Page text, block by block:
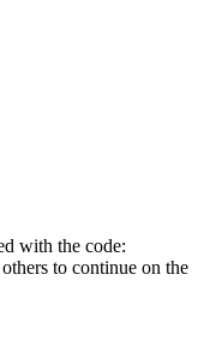
with the code:
to continue on the